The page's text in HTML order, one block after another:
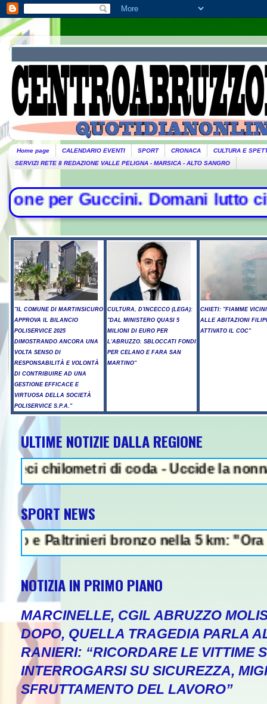
Home page CALENDARIO EVENTI SPORT CRONACA
CULTURA E
SERVIZI RETE 8 REDAZIONE VALLE PELIGNA - MARSICA - ALTO SANGRO
Domani lutto cittadino-
"IL COMUNE DI MARTINSICURO
APPROVA IL BILANCIO
POLISERVICE 2025
DIMOSTRANDO ANCORA UNA
VOLTA SENSO DI
RESPONSABILITÀ E VOLONTÀ
DI CONTRIBUIRE AD UNA
GESTIONE EFFICACE E
VIRTUOSA DELLA SOCIETÀ
POLISERVICE S.P.A."
CULTURA, D'INCECCO (LEGA):
"DAL MINISTERO QUASI 5
MILIONI DI EURO PER
L'ABRUZZO. SBLOCCATI FONDI
PER CELANO E FARA SAN
MARTINO"
CHIETI: "FIAMME
ALLE ABITAZIONI
ATTIVATO IL COC"
ULTIME NOTIZIE DALLA REGIONE
di coda - Uccide la nonna a
SPORT NEWS
bronzo nella 5 km: "Ora ci
NOTIZIA IN PRIMO PIANO
MARCINELLE, CGIL ABRUZZO
DOPO, QUELLA TRAGEDIA PARLA
RANIERI: “RICORDARE LE VITTIME
INTERROGARSI SU SICUREZZA,
SFRUTTAMENTO DEL LAVORO”
NEWS IN EVIDENZA -